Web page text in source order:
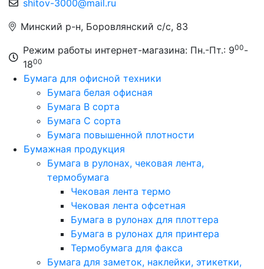
shitov-3000@mail.ru
Минский р-н, Боровлянский с/с, 83
Режим работы интернет-магазина: Пн.-Пт.: 900-
1800
Бумага для офисной техники
Бумага белая офисная
Бумага B сорта
Бумага C сорта
Бумага повышенной плотности
Бумажная продукция
Бумага в рулонах, чековая лента,
термобумага
Чековая лента термо
Чековая лента офсетная
Бумага в рулонах для плоттера
Бумага в рулонах для принтера
Термобумага для факса
Бумага для заметок, наклейки, этикетки,